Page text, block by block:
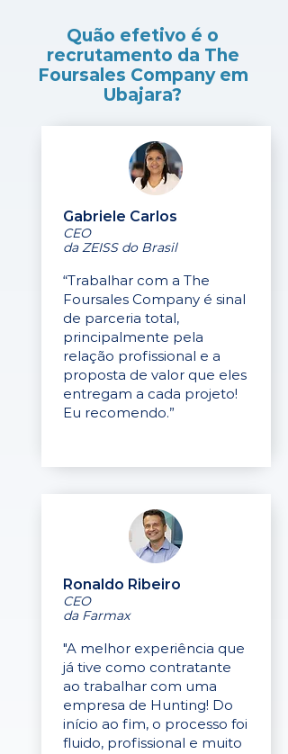
Quão efetivo é o
recrutamento da The
Foursales Company em
Ubajara?
Gabriele Carlos
CEO
da ZEISS do Brasil
“Trabalhar com a The
Foursales Company é sinal
de parceria total,
principalmente pela
relação profissional e a
proposta de valor que eles
entregam a cada projeto!
Eu recomendo.”
Ronaldo Ribeiro
CEO
da Farmax
"A melhor experiência que
já tive como contratante
ao trabalhar com uma
empresa de Hunting! Do
início ao fim, o processo foi
fluido, profissional e muito